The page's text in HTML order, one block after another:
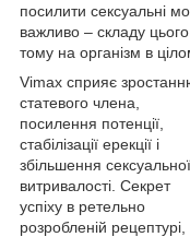
посилити сексуальні
важливо – складу
тому на організм в
Vimax сприяє
статевого члена,
посилення потенції,
стабілізації ерекції і
збільшення сексуальної
витривалості. Секрет
успіху в ретельно
розробленій рецептурі,